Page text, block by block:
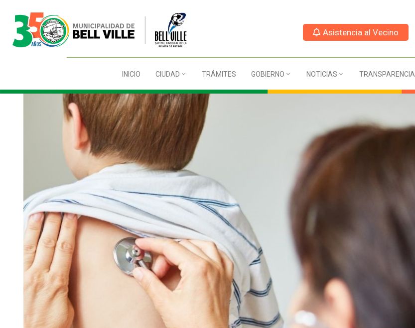
Asistencia al Vecino
INICIO CIUDAD TRÁMITES GOBIERNO NOTICIAS TRANSPARENCIA